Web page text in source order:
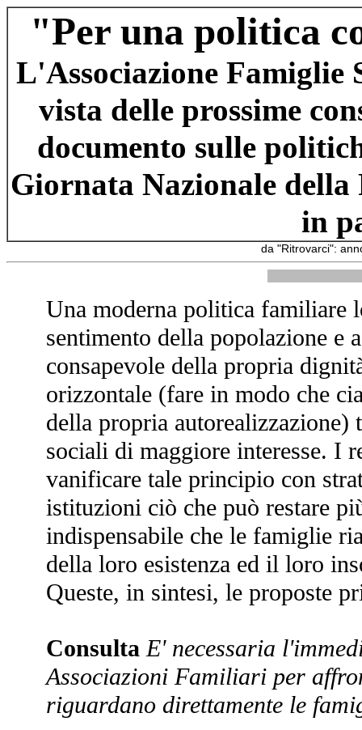
"Per una politica
L'Associazione Famiglie
vista delle prossime
documento sulle
Giornata Nazionale
in
da "Ritrovarci":
Una moderna politica familiare
sentimento della popolazione e
consapevole della propria
orizzontale (fare in modo che
della propria
sociali di maggiore interesse. I
vanificare tale principio con
istituzioni ciò che può restare
indispensabile che le famiglie
della loro esistenza ed il loro
Queste, in sintesi, le proposte
Consulta E' necessaria
Associazioni Familiari per
riguardano direttamente le